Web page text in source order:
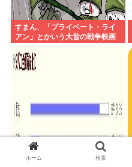
すまん、「プライベート・ライ
アン」とかいう大昔の戦争映画
見てみたら最初の30分で地獄な
んだが…これずっと続く感じ？
タバコ違法化、日本人の9割が賛
ホーム 検索